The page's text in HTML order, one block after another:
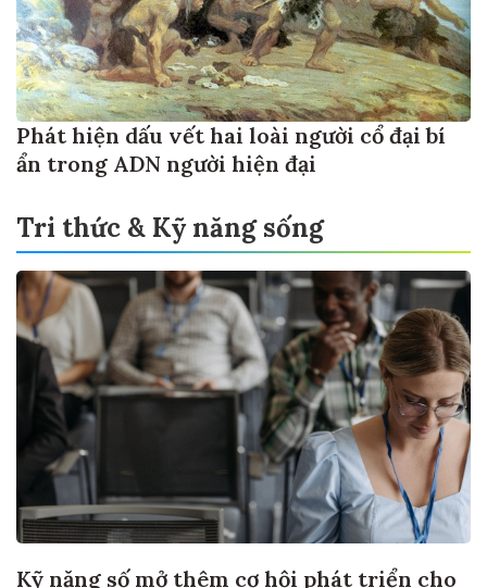
Phát hiện dấu vết hai loài người cổ đại bí
ẩn trong ADN người hiện đại
Tri thức & Kỹ năng sống
Kỹ năng số mở thêm cơ hội phát triển cho